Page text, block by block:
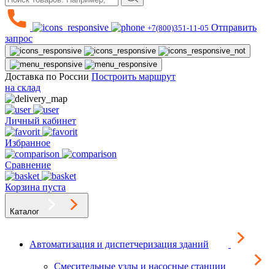
+7(800)351-11-05 Отправить
запрос
Доставка по России Построить маршрут
на склад
Личный кабинет
Избранное
Сравнение
Корзина пуста
Каталог
Автоматизация и диспетчеризация зданий
Смесительные узлы и насосные станции